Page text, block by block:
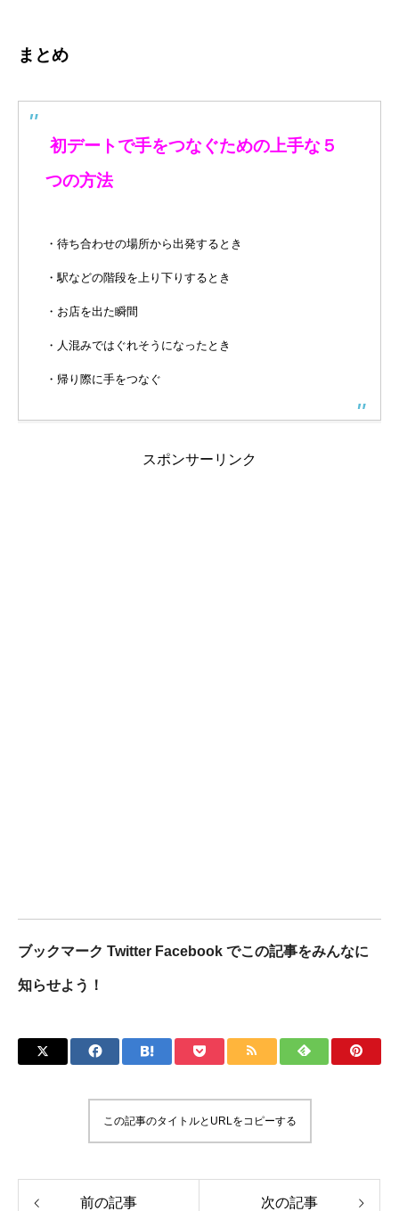
まとめ
初デートで手をつなぐための上手な５
つの方法
・待ち合わせの場所から出発するとき
・駅などの階段を上り下りするとき
・お店を出た瞬間
・人混みではぐれそうになったとき
・帰り際に手をつなぐ
スポンサーリンク
ブックマーク Twitter Facebook でこの記事をみんなに
知らせよう！
この記事のタイトルとURLをコピーする
前の記事 次の記事